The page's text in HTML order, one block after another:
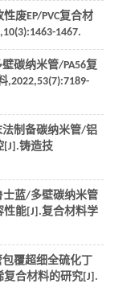
废EP/PVC复合材
,10(3):1463-1467.
碳纳米管/PA56复
,2022,53(7):7189-
制备碳纳米管/铝
[J].铸造技
士蓝/多壁碳纳米管
性能[J].复合材料学
覆超细全硫化丁
合材料的研究[J].